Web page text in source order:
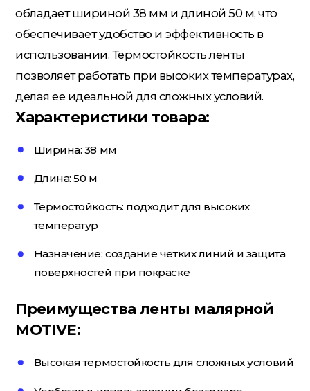
Плита OSB; Фанера; Клей для
Паркета
Потолочный плинтус
Строительный инструмент
Уголки; маяки
Утеплители и комплектующие
обладает шириной 38 мм и длиной 50 м, что
обеспечивает удобство и эффективность в
использовании. Термостойкость ленты
позволяет работать при высоких температурах,
делая ее идеальной для сложных условий.
Характеристики товара:
Ширина: 38 мм
Длина: 50 м
Термостойкость: подходит для высоких
температур
Назначение: создание четких линий и защита
поверхностей при покраске
Преимущества ленты малярной
MOTIVE:
Высокая термостойкость для сложных условий